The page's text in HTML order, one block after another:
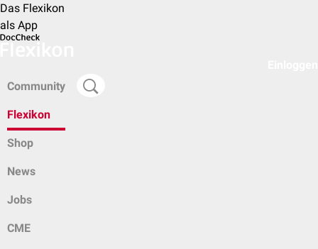
Das Flexikon
als App
Community
Flexikon
Shop
News
Jobs
CME